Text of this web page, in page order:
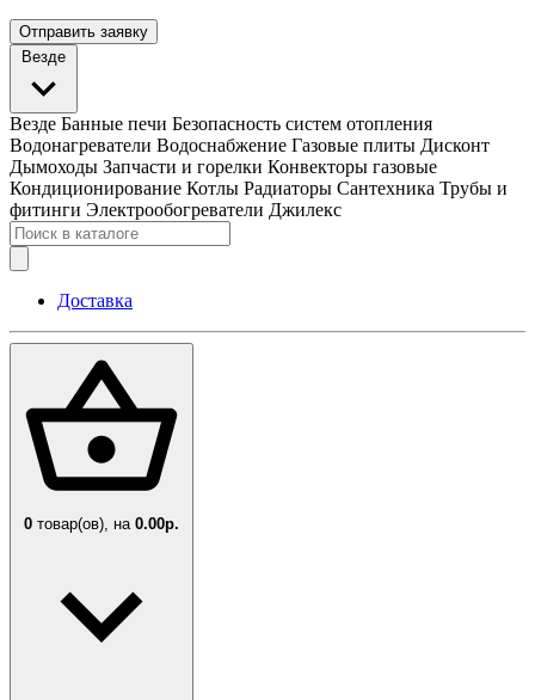
Отправить заявку
Везде
Везде Банные печи Безопасность систем отопления
Водонагреватели Водоснабжение Газовые плиты Дисконт
Дымоходы Запчасти и горелки Конвекторы газовые
Кондиционирование Котлы Радиаторы Сантехника Трубы и
фитинги Электрообогреватели Джилекс
Доставка
0 товар(ов), на 0.00р.